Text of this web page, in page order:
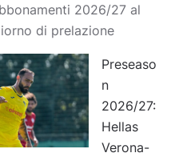
2026/27 al
di prelazione
Preseaso
n
2026/27:
Hellas
Verona-